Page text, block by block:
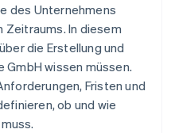
des Unternehmens
In diesem
die Erstellung und
GmbH wissen müssen.
Fristen und
ob und wie